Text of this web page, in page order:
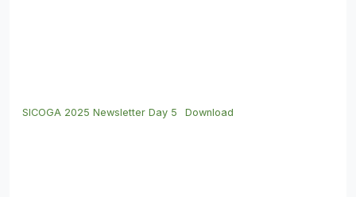
SICOGA 2025 Newsletter Day 5 Download